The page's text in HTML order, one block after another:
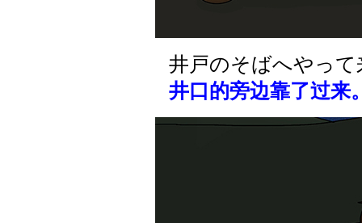
井戸のそばへやって
井口的旁边靠了过来